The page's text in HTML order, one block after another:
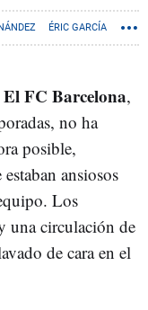
ÉRIC GARCÍA
El FC Barcelona,
no ha
posible,
ansiosos
Los
una circulación de
de cara en el